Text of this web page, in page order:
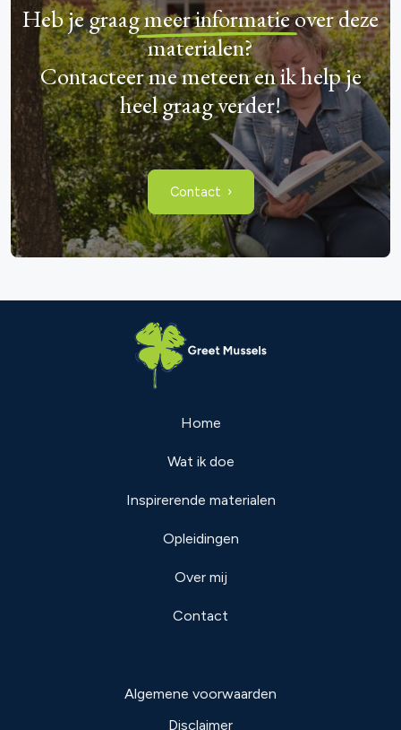
Heb je graagmeer informatieover deze
materialen?
Contacteer me meteen en ik help je
heel graag verder!
Contact
Home
Wat ik doe
Inspirerende materialen
Opleidingen
Over mij
Contact
Algemene voorwaarden
Disclaimer